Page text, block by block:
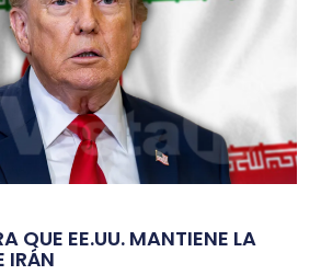
QUE EE.UU. MANTIENE LA
IRÁN